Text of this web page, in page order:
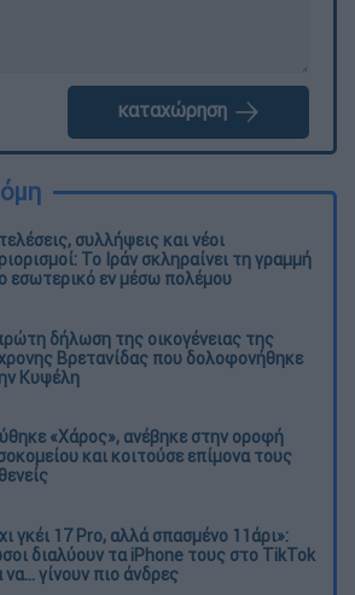
καταχώρηση
συλλήψεις και νέοι
Το Ιράν σκληραίνει τη γραμμή
εσωτερικό εν μέσω πολέμου
δήλωση της οικογένειας της
Βρετανίδας που δολοφονήθηκε
Κυψέλη
«Χάρος», ανέβηκε στην οροφή
και κοιτούσε επίμονα τους
γκέι 17 Pro, αλλά σπασμένο 11άρι»:
διαλύουν τα iPhone τους στο TikTok
να... γίνουν πιο άνδρες